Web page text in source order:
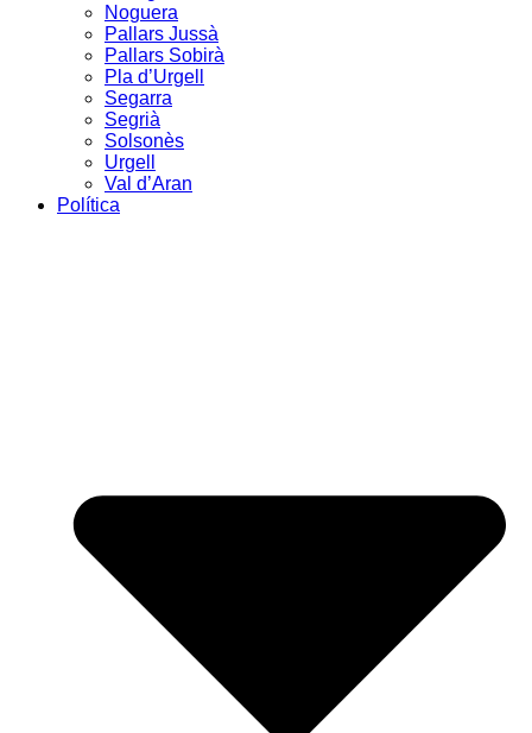
Noguera
Pallars Jussà
Pallars Sobirà
Pla d’Urgell
Segarra
Segrià
Solsonès
Urgell
Val d’Aran
Política